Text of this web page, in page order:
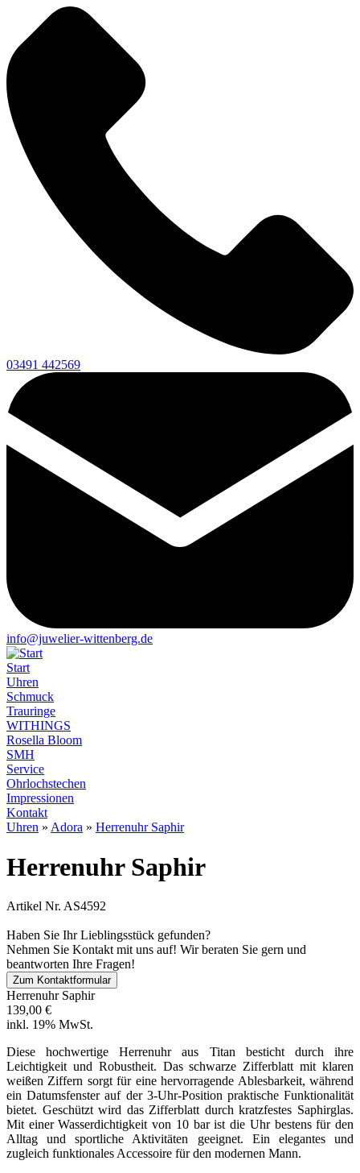
03491 442569
info@juwelier-wittenberg.de
Start
Uhren
Schmuck
Trauringe
WITHINGS
Rosella Bloom
SMH
Service
Ohrlochstechen
Impressionen
Kontakt
Uhren » Adora » Herrenuhr Saphir
Herrenuhr Saphir
Artikel Nr. AS4592
Haben Sie Ihr Lieblingsstück gefunden?
Nehmen Sie Kontakt mit uns auf! Wir beraten Sie gern und
beantworten Ihre Fragen!
Zum Kontaktformular
Herrenuhr Saphir
139,00 €
inkl. 19% MwSt.
Diese hochwertige Herrenuhr aus Titan besticht durch ihre
Leichtigkeit und Robustheit. Das schwarze Zifferblatt mit klaren
weißen Ziffern sorgt für eine hervorragende Ablesbarkeit, während
ein Datumsfenster auf der 3-Uhr-Position praktische Funktionalität
bietet. Geschützt wird das Zifferblatt durch kratzfestes Saphirglas.
Mit einer Wasserdichtigkeit von 10 bar ist die Uhr bestens für den
Alltag und sportliche Aktivitäten geeignet. Ein elegantes und
zugleich funktionales Accessoire für den modernen Mann.